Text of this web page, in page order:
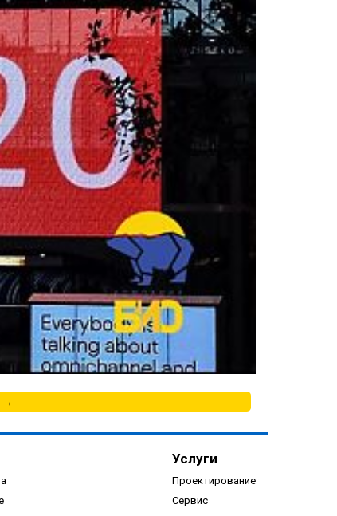
Услуги
Проектирование
Сервис